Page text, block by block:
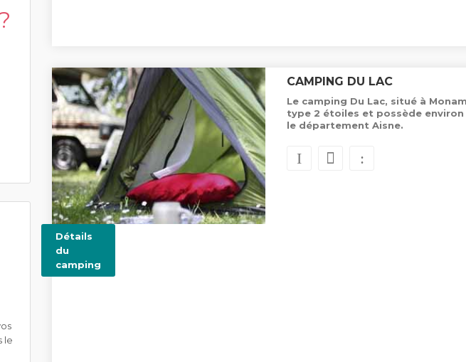
le
CAMPING DU LAC
Le camping Du Lac, situé à
type 2 étoiles et possède
le département Aisne.
Détails
du
camping